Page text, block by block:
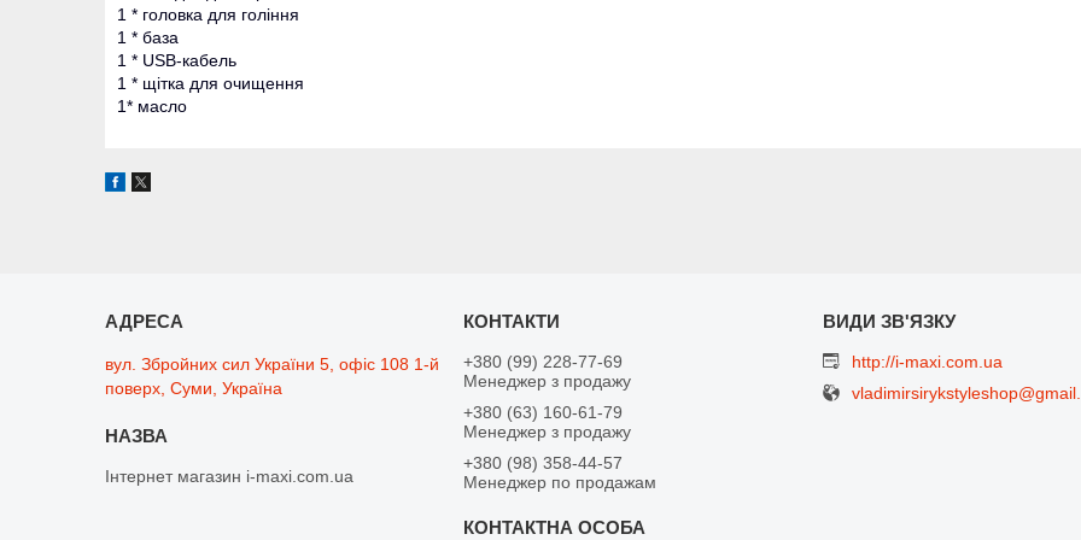
1 * головка для гоління
1 * база
1 * USB-кабель
1 * щітка для очищення
1* масло
вул. Збройних сил України 5, офіс 108 1-й
поверх, Суми, Україна
Інтернет магазин i-maxi.com.ua
+380 (99) 228-77-69
Менеджер з продажу
+380 (63) 160-61-79
Менеджер з продажу
+380 (98) 358-44-57
Менеджер по продажам
http://i-maxi.com.ua